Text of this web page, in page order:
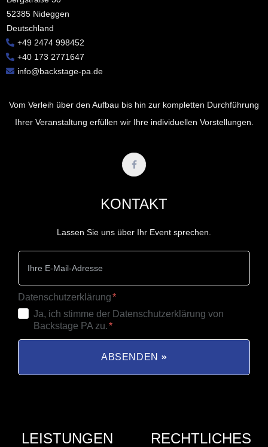
52385 Nideggen
Deutschland
+49 2474 998452
+40 173 2771647
info@backstage-pa.de
Vom Verleih über den Aufbau bis hin zur kompletten Durchführung
Ihrer Veranstaltung erfüllen wir Ihre individuellen Vorstellungen.
KONTAKT
Lassen Sie uns über Ihr Event sprechen.
Datenschutzerklärung
Ja, ich stimme der Datenschutzerklärung von
Backstage PA zu.
ABSENDEN
LEISTUNGEN RECHTLICHES